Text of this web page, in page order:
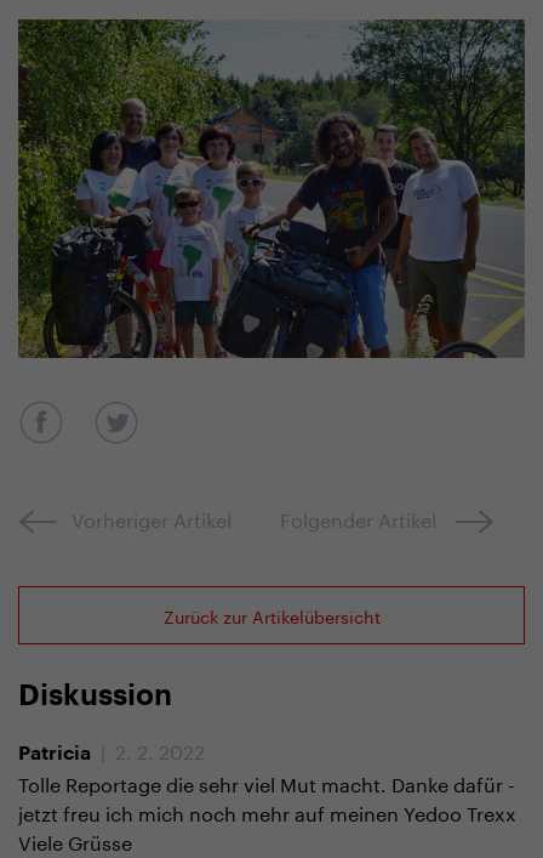
Vorheriger Artikel Folgender Artikel
Zurück zur Artikelübersicht
Diskussion
Patricia
| 2. 2. 2022
Tolle Reportage die sehr viel Mut macht. Danke dafür -
jetzt freu ich mich noch mehr auf meinen Yedoo Trexx
Viele Grüsse